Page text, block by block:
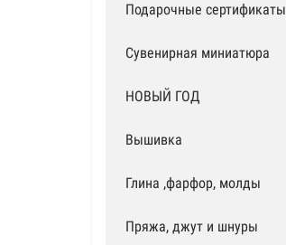
Подарочные сертификаты
Сувенирная миниатюра
НОВЫЙ ГОД
Вышивка
Глина ,фарфор, молды
Пряжа, джут и шнуры